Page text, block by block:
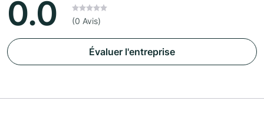
0.0 (0 Avis)
Évaluer l'entreprise